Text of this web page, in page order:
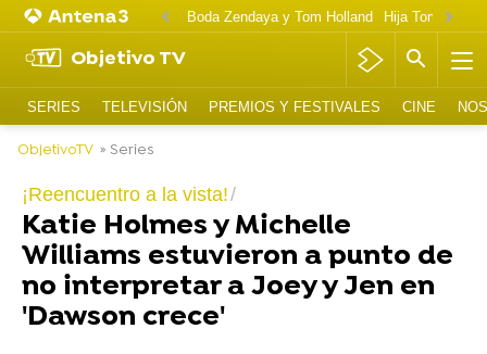
Boda Zendaya y Tom Holland Hija Tom
Objetivo TV
SERIES TELEVISIÓN PREMIOS Y FESTIVALES CINE
ObjetivoTV » Series
¡Reencuentro a la vista!
Katie Holmes y Michelle
Williams estuvieron a punto de
no interpretar a Joey y Jen en
'Dawson crece'